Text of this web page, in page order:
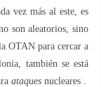
vez más al este, es
son aleatorios, sino
OTAN para cercar a
también se está
ataques nucleares .